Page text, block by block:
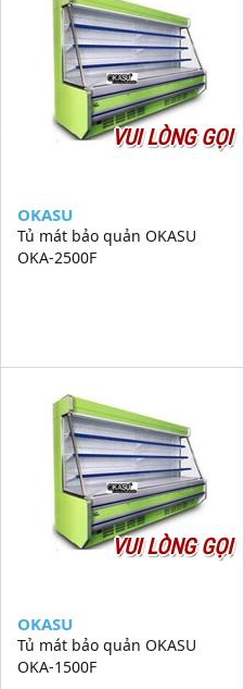
VUI LÒNG GỌI
OKASU
Tủ mát bảo quản OKASU
OKA-2500F
VUI LÒNG GỌI
OKASU
Tủ mát bảo quản OKASU
OKA-1500F